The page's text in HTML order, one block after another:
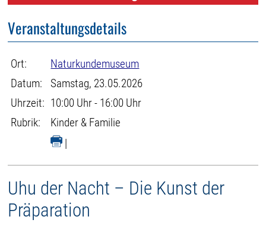
Veranstaltungsdetails
Ort:
Naturkundemuseum
Datum:
Samstag, 23.05.2026
Uhrzeit: 10:00 Uhr - 16:00 Uhr
Rubrik:
Kinder & Familie
|
Uhu der Nacht – Die Kunst der
Präparation